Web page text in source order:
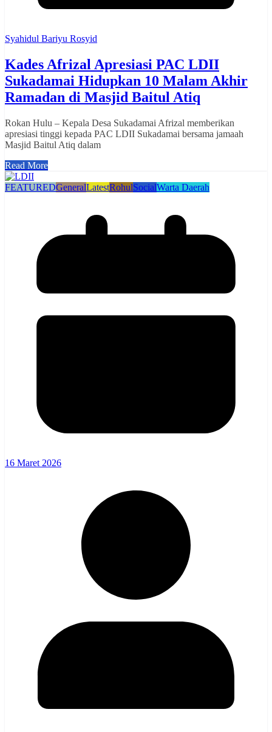
Syahidul Bariyu Rosyid
Kades Afrizal Apresiasi PAC LDII
Sukadamai Hidupkan 10 Malam Akhir
Ramadan di Masjid Baitul Atiq
Rokan Hulu – Kepala Desa Sukadamai Afrizal memberikan
apresiasi tinggi kepada PAC LDII Sukadamai bersama jamaah
Masjid Baitul Atiq dalam
Read More
FEATUREDGeneralLatestRohulSocialWarta Daerah
16 Maret 2026